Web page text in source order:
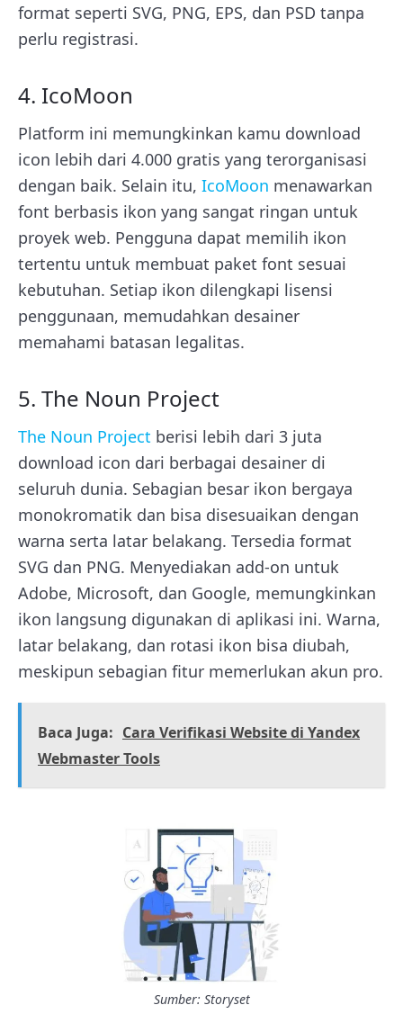
format seperti SVG, PNG, EPS, dan PSD tanpa
perlu registrasi.
4. IcoMoon
Platform ini memungkinkan kamu download
icon lebih dari 4.000 gratis yang terorganisasi
dengan baik. Selain itu, IcoMoon menawarkan
font berbasis ikon yang sangat ringan untuk
proyek web. Pengguna dapat memilih ikon
tertentu untuk membuat paket font sesuai
kebutuhan. Setiap ikon dilengkapi lisensi
penggunaan, memudahkan desainer
memahami batasan legalitas.
5. The Noun Project
The Noun Project berisi lebih dari 3 juta
download icon dari berbagai desainer di
seluruh dunia. Sebagian besar ikon bergaya
monokromatik dan bisa disesuaikan dengan
warna serta latar belakang. Tersedia format
SVG dan PNG. Menyediakan add-on untuk
Adobe, Microsoft, dan Google, memungkinkan
ikon langsung digunakan di aplikasi ini. Warna,
latar belakang, dan rotasi ikon bisa diubah,
meskipun sebagian fitur memerlukan akun pro.
Baca Juga: Cara Verifikasi Website di Yandex
Webmaster Tools
Sumber: Storyset